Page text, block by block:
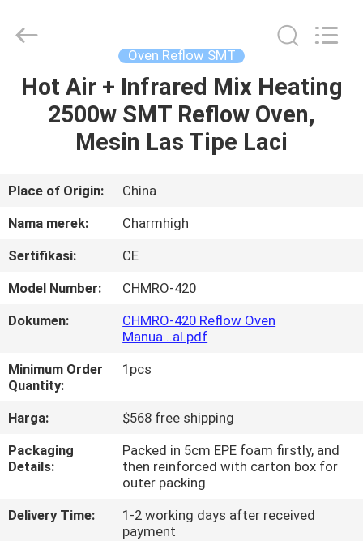
RUMAH
PRODUK
VIDEO
KAMI
TUR
KONTROL
KUALITAS
HUBUNGI
KAMI
TECHNOLOGY
LIMITED.
Reserved.
Oven Reflow SMT
Hot Air + Infrared Mix Heating
2500w SMT Reflow Oven,
Mesin Las Tipe Laci
Place of Origin:
China
Nama merek:
Charmhigh
Sertifikasi:
CE
Model Number:
CHMRO-420
Dokumen:
CHMRO-420 Reflow Oven
Manua...al.pdf
Minimum Order
Quantity:
1pcs
Harga:
$568 free shipping
Packaging
Details:
Packed in 5cm EPE foam firstly, and
then reinforced with carton box for
outer packing
Delivery Time:
1-2 working days after received
payment